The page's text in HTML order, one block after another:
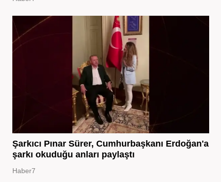
Şarkıcı Pınar Sürer, Cumhurbaşkanı Erdoğan'a
şarkı okuduğu anları paylaştı
Haber7